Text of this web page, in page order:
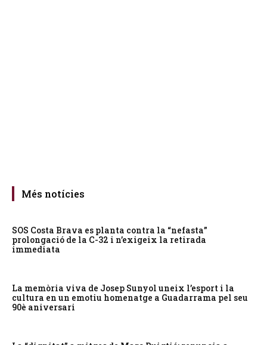
Més notícies
SOS Costa Brava es planta contra la “nefasta”
prolongació de la C-32 i n’exigeix la retirada
immediata
La memòria viva de Josep Sunyol uneix l’esport i la
cultura en un emotiu homenatge a Guadarrama pel seu
90è aniversari